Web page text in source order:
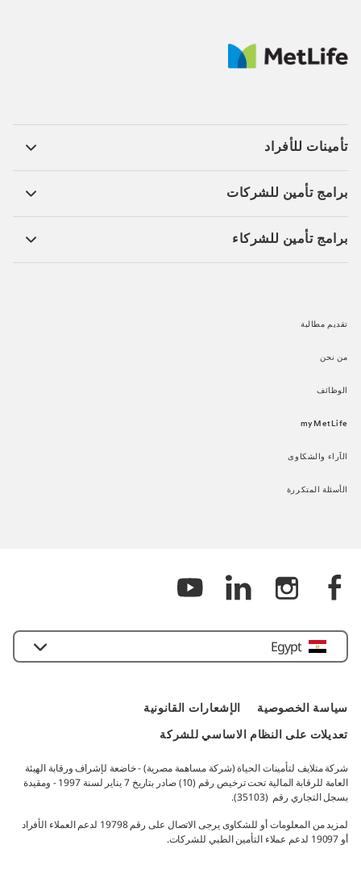
تأمينات للأفراد ​
برامج تأمين للشركات​
برامج تأمين للشركاء​
تقديم مطالبة​
من نحن​
الوظائف​
myMetLife​
الآراء والشكاوى​
الأسئلة المتكررة​
Egypt
سياسة الخصوصية​ الإشعارات القانونية​
تعديلات على النظام الاساسي للشركة
شركة متلايف لتأمينات الحياة (شركة مساهمة مصرية) - خاضعة لإشراف ورقابة الهيئة
العامة للرقابة المالية تحت ترخيص رقم (10) صادر بتاريخ 7 يناير لسنة 1997 - ومقيدة
بسجل التجاري رقم (35103).​
لمزيد من المعلومات أو للشكاوى يرجى الاتصال على رقم 19798 لدعم العملاء الأفراد
أو 19097 لدعم عملاء التأمين الطبي للشركات.​